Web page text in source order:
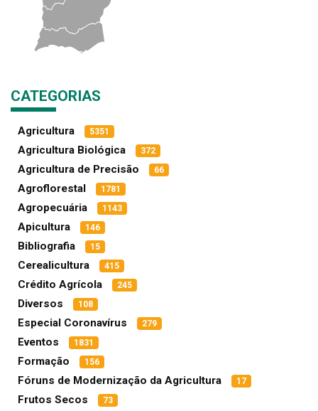
CATEGORIAS
Agricultura 5351
Agricultura Biológica 372
Agricultura de Precisão 66
Agroflorestal 1781
Agropecuária 1143
Apicultura 146
Bibliografia 15
Cerealicultura 415
Crédito Agrícola 245
Diversos 108
Especial Coronavírus 279
Eventos 1831
Formação 156
Fóruns de Modernização da Agricultura 17
Frutos Secos 73